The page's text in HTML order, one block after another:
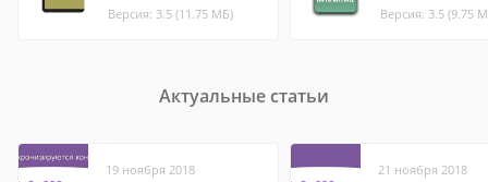
Версия: 3.5 (11.75 МБ) Версия: 3.5 (9.75
Актуальные статьи
19 ноября 2018 21 ноября 2018